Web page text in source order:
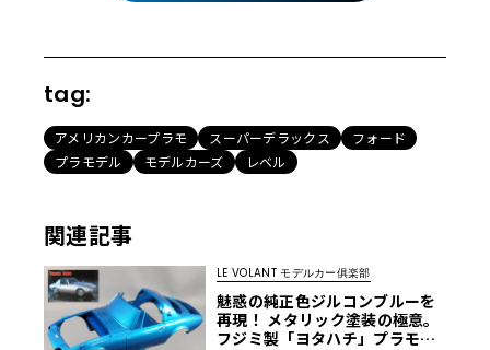
tag:
アメリカンカープラモ スーパーデラックス
フォード
プラモデル
モデルカーズ レベル
関連記事
LE VOLANT モデルカー俱楽部
魅惑の純正色ジルコンブルーを
再現！ メタリック塗装の極意。
フジミ製「ヨタハチ」プラモを